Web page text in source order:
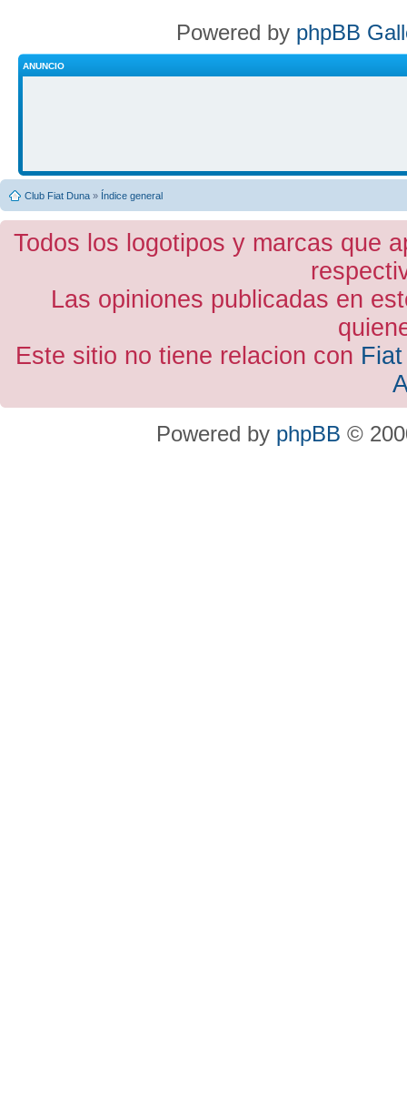
Powered by phpBB
ANUNCIO
Club Fiat Duna » Índice general
Todos los logotipos y marcas que
Las opiniones publicadas en
Este sitio no tiene relacion con
Powered by phpBB ©